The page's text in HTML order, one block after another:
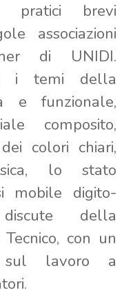
pratici brevi
associazioni
di UNIDI.
i temi della
e funzionale,
composito,
colori chiari,
lo stato
mobile digito-
della
con un
sul lavoro a